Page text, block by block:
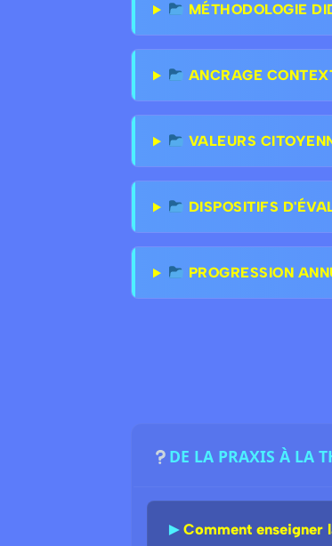
MÉTHODOLOGIE
ANCRAGE
VALEURS
DISPOSITIFS
PROGRESSION
DE LA PRAXIS À LA
► Comment enseigner